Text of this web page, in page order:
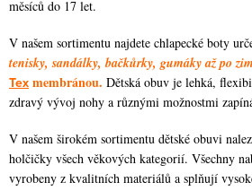
ý
p
i
s
u
měsíců do 17 let.
V našem sortimentu najdete chlapecké boty
tenisky, sandálky, bačkůrky, gumáky až po
Texmembránou. Dětská obuv je lehká,
zdravý vývoj nohy a různými možnostmi
V našem širokém sortimentu dětské obuvi
holčičky všech věkových kategorií. Všechny
vyrobeny z kvalitních materiálů a splňují